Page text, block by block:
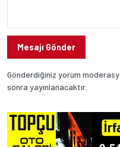
Mesajı Gönder
Gönderdiğiniz yorum
sonra yayınlanacaktır.